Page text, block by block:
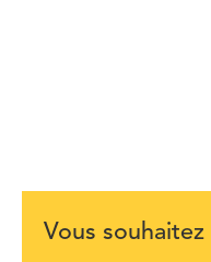
Vous souhaitez